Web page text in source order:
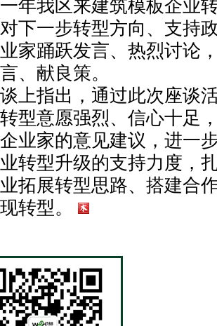
年我区来建筑模板企业
下一步转型方向、支持
家踊跃发言、热烈讨论
、献良策。
上指出，通过此次座谈
型意愿强烈、信心十足
业家的意见建议，进一
转型升级的支持力度，
拓展转型思路、搭建合
转型。